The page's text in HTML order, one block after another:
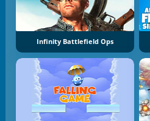
Infinity Battlefield Ops